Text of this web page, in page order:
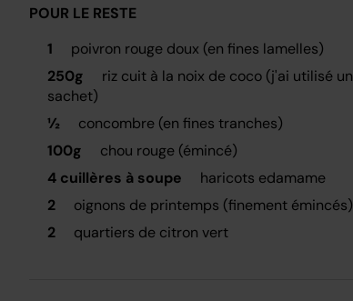
POUR LE RESTE
1
poivron rouge doux (en fines lamelles)
250g
riz cuit à la noix de coco (j'ai utilisé un
sachet)
½
concombre (en fines tranches)
100g
chou rouge (émincé)
4 cuillères à soupe
haricots edamame
2
oignons de printemps (finement émincés)
2
quartiers de citron vert